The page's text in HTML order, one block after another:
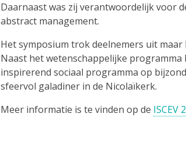
Daarnaast was zij verantwoordelijk voor
abstract management.
Het symposium trok deelnemers uit maar
Naast het wetenschappelijke programma
inspirerend sociaal programma op
sfeervol galadiner in de Nicolaïkerk.
Meer informatie is te vinden op de ISCEV